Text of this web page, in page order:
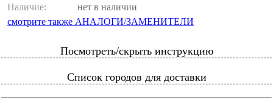
Наличие:
нет в наличии
смотрите также АНАЛОГИ/ЗАМЕНИТЕЛИ
Посмотреть/скрыть инструкцию
Список городов для доставки